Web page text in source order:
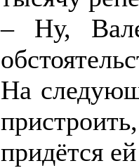
– Ну,
На
придётся